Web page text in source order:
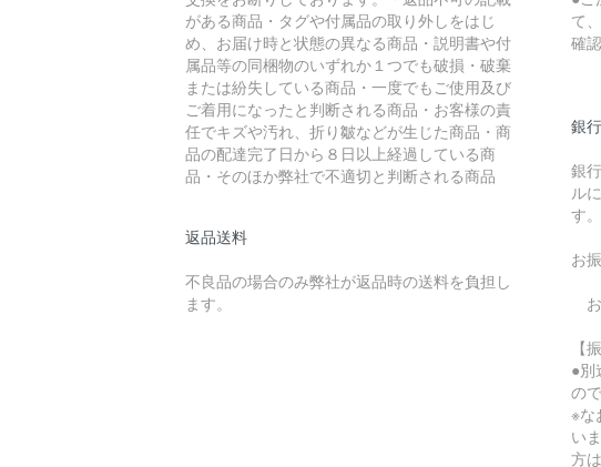
がある商品・タグや付属品の取り外しをはじ
め、お届け時と状態の異なる商品・説明書や付
属品等の同梱物のいずれか１つでも破損・破棄
または紛失している商品・一度でもご使用及び
ご着用になったと判断される商品・お客様の責
任でキズや汚れ、折り皺などが生じた商品・商
品の配達完了日から８日以上経過している商
品・そのほか弊社で不適切と判断される商品
返品送料
不良品の場合のみ弊社が返品時の送料を負担し
ます。
て
確
銀
銀
ル
す。
お
【
●別
の
※な
い
方